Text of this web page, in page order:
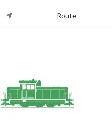
Route